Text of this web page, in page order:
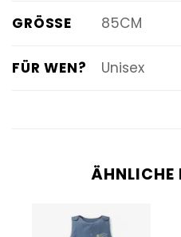
GRÖSSE 85CM
FÜR WEN? Unisex
ÄHNLICHE